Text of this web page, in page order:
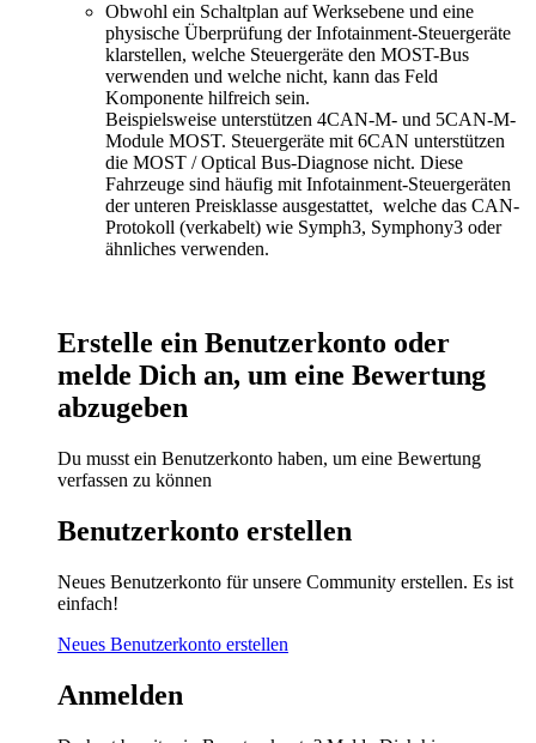
Obwohl ein Schaltplan auf Werksebene und eine
physische Überprüfung der Infotainment-Steuergeräte
klarstellen, welche Steuergeräte den MOST-Bus
verwenden und welche nicht, kann das Feld
Komponente hilfreich sein.
Beispielsweise unterstützen 4CAN-M- und 5CAN-M-
Module MOST. Steuergeräte mit 6CAN unterstützen
die MOST / Optical Bus-Diagnose nicht. Diese
Fahrzeuge sind häufig mit Infotainment-Steuergeräten
der unteren Preisklasse ausgestattet, welche das CAN-
Protokoll (verkabelt) wie Symph3, Symphony3 oder
ähnliches verwenden.
Erstelle ein Benutzerkonto oder
melde Dich an, um eine Bewertung
abzugeben
Du musst ein Benutzerkonto haben, um eine Bewertung
verfassen zu können
Benutzerkonto erstellen
Neues Benutzerkonto für unsere Community erstellen. Es ist
einfach!
Neues Benutzerkonto erstellen
Anmelden